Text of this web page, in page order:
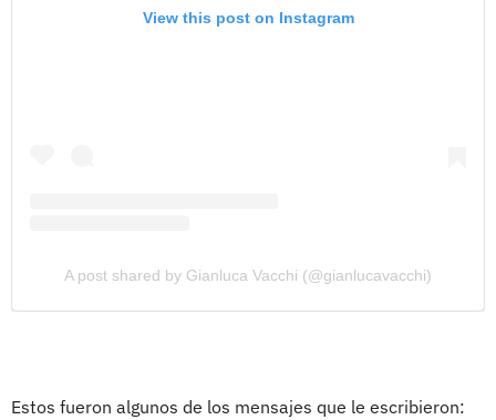
View this post on Instagram
A post shared by Gianluca Vacchi (@gianlucavacchi)
Estos fueron algunos de los mensajes que le escribieron: